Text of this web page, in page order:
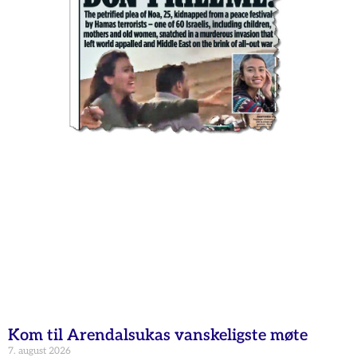
Kom til Arendalsukas vanskeligste møte
7. august 2026